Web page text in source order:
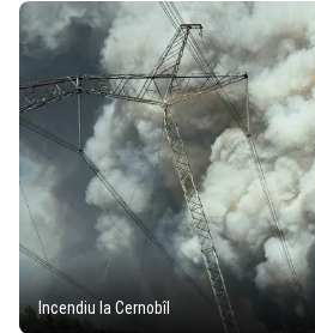
Incendiu la Cernobîl